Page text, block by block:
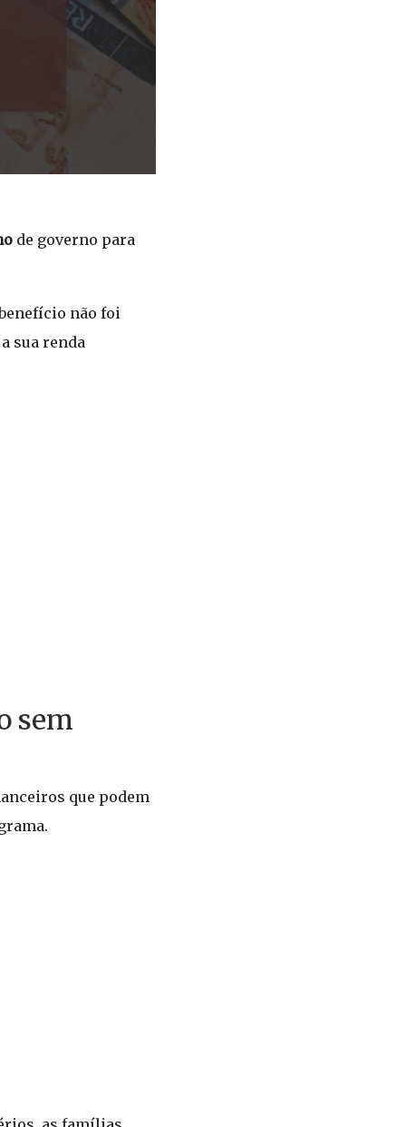
de governo para
não foi
sua renda
sem
que podem